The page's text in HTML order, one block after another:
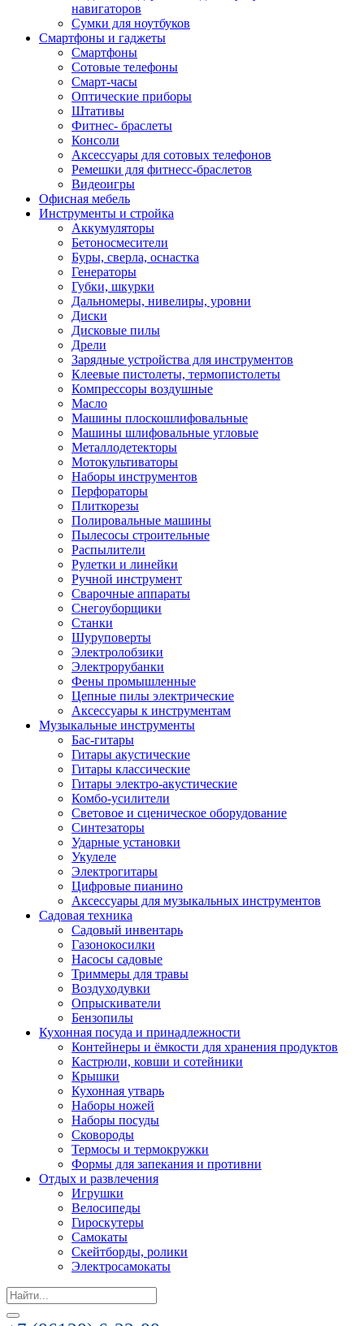
навигаторов
Сумки для ноутбуков
Смартфоны и гаджеты
Смартфоны
Сотовые телефоны
Смарт-часы
Оптические приборы
Штативы
Фитнес- браслеты
Консоли
Аксессуары для сотовых телефонов
Ремешки для фитнесс-браслетов
Видеоигры
Офисная мебель
Инструменты и стройка
Аккумуляторы
Бетоносмесители
Буры, сверла, оснастка
Генераторы
Губки, шкурки
Дальномеры, нивелиры, уровни
Диски
Дисковые пилы
Дрели
Зарядные устройства для инструментов
Клеевые пистолеты, термопистолеты
Компрессоры воздушные
Масло
Машины плоскошлифовальные
Машины шлифовальные угловые
Металлодетекторы
Мотокультиваторы
Наборы инструментов
Перфораторы
Плиткорезы
Полировальные машины
Пылесосы строительные
Распылители
Рулетки и линейки
Ручной инструмент
Сварочные аппараты
Снегоуборщики
Станки
Шуруповерты
Электролобзики
Электрорубанки
Фены промышленные
Цепные пилы электрические
Аксессуары к инструментам
Музыкальные инструменты
Бас-гитары
Гитары акустические
Гитары классические
Гитары электро-акустические
Комбо-усилители
Световое и сценическое оборудование
Синтезаторы
Ударные установки
Укулеле
Электрогитары
Цифровые пианино
Аксессуары для музыкальных инструментов
Садовая техника
Садовый инвентарь
Газонокосилки
Насосы садовые
Триммеры для травы
Воздуходувки
Опрыскиватели
Бензопилы
Кухонная посуда и принадлежности
Контейнеры и ёмкости для хранения продуктов
Кастрюли, ковши и сотейники
Крышки
Кухонная утварь
Наборы ножей
Наборы посуды
Сковороды
Термосы и термокружки
Формы для запекания и противни
Отдых и развлечения
Игрушки
Велосипеды
Гироскутеры
Самокаты
Скейтборды, ролики
Электросамокаты
Search
for: